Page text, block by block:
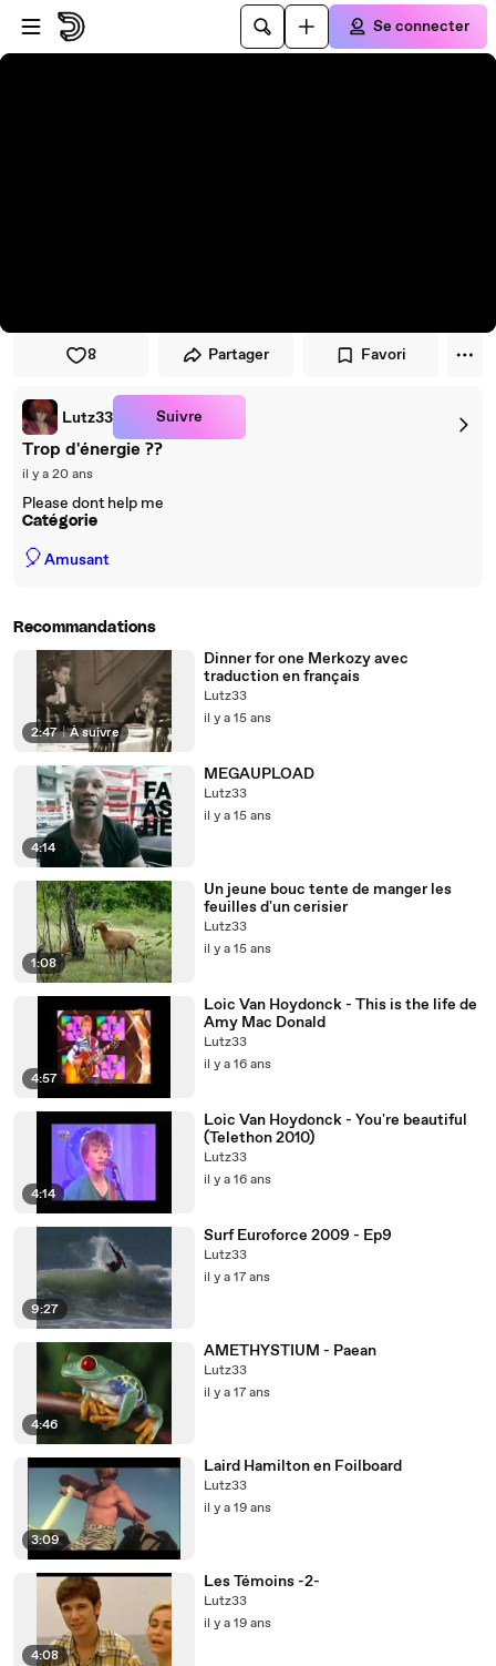
Passer au player
Passer au contenu principal
Se connecter
8 Partager Favori
Lutz33 Suivre
Trop d'énergie ??
il y a 20 ans
Please dont help me
Catégorie
🎈Amusant
Recommandations
2:47 | À suivre
Dinner for one Merkozy avec
traduction en français
Lutz33
il y a 15 ans
4:14
MEGAUPLOAD
Lutz33
il y a 15 ans
1:08
Un jeune bouc tente de manger les
feuilles d'un cerisier
Lutz33
il y a 15 ans
4:57
Loic Van Hoydonck - This is the life de
Amy Mac Donald
Lutz33
il y a 16 ans
4:14
Loic Van Hoydonck - You're beautiful
(Telethon 2010)
Lutz33
il y a 16 ans
9:27
Surf Euroforce 2009 - Ep9
Lutz33
il y a 17 ans
4:46
AMETHYSTIUM - Paean
Lutz33
il y a 17 ans
3:09
Laird Hamilton en Foilboard
Lutz33
il y a 19 ans
4:08
Les Témoins -2-
Lutz33
il y a 19 ans